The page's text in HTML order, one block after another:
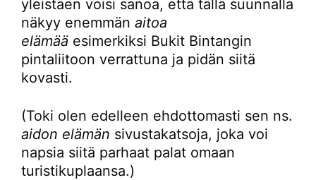
yleistäen voisi sanoa, että tällä suunnalla
näkyy enemmän aitoa
elämää esimerkiksi Bukit Bintangin
pintaliitoon verrattuna ja pidän siitä
kovasti.
(Toki olen edelleen ehdottomasti sen ns.
aidon elämän sivustakatsoja, joka voi
napsia siitä parhaat palat omaan
turistikuplaansa.)